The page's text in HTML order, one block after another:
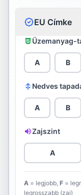
Cooper
Davanti
Debica
Diplomat
Double Star
Dunlop
EU Címke
Üzemanyag-
A B
Nedves
A B
Zajszint
A
A = legjobb, F =
legrosszabb (zaj)